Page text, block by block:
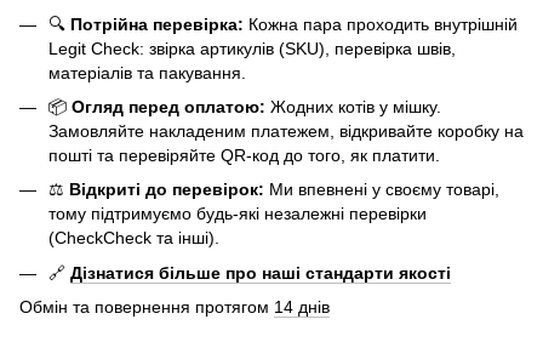
🔍 Потрійна перевірка: Кожна пара проходить внутрішній
Legit Check: звірка артикулів (SKU), перевірка швів,
матеріалів та пакування.
📦 Огляд перед оплатою: Жодних котів у мішку.
Замовляйте накладеним платежем, відкривайте коробку на
пошті та перевіряйте QR-код до того, як платити.
⚖️ Відкриті до перевірок: Ми впевнені у своєму товарі,
тому підтримуємо будь-які незалежні перевірки
(CheckCheck та інші).
🔗 Дізнатися більше про наші стандарти якості
Обмін та повернення протягом 14 днів